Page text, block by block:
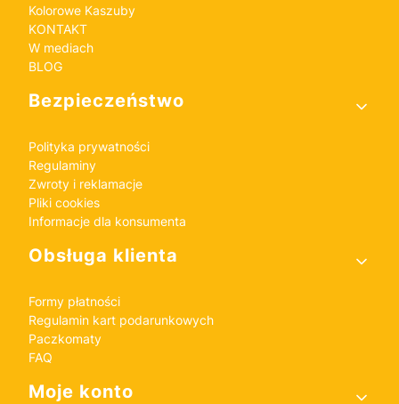
Kolorowe Kaszuby
KONTAKT
W mediach
BLOG
Bezpieczeństwo
Polityka prywatności
Regulaminy
Zwroty i reklamacje
Pliki cookies
Informacje dla konsumenta
Obsługa klienta
Formy płatności
Regulamin kart podarunkowych
Paczkomaty
FAQ
Moje konto